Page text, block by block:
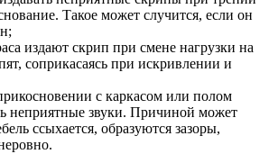
Такое может случится, если он
издают скрип при смене нагрузки на
соприкасаясь при искривлении и
с каркасом или полом
неприятные звуки. Причиной может
ссыхается, образуются зазоры,